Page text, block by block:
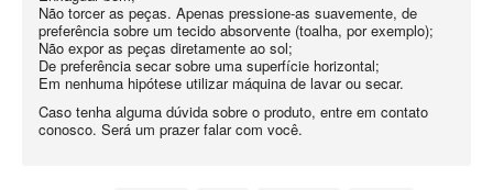
Não torcer as peças. Apenas pressione-as suavemente, de
preferência sobre um tecido absorvente (toalha, por exemplo);
Não expor as peças diretamente ao sol;
De preferência secar sobre uma superfície horizontal;
Em nenhuma hipótese utilizar máquina de lavar ou secar.
Caso tenha alguma dúvida sobre o produto, entre em contato
conosco. Será um prazer falar com você.